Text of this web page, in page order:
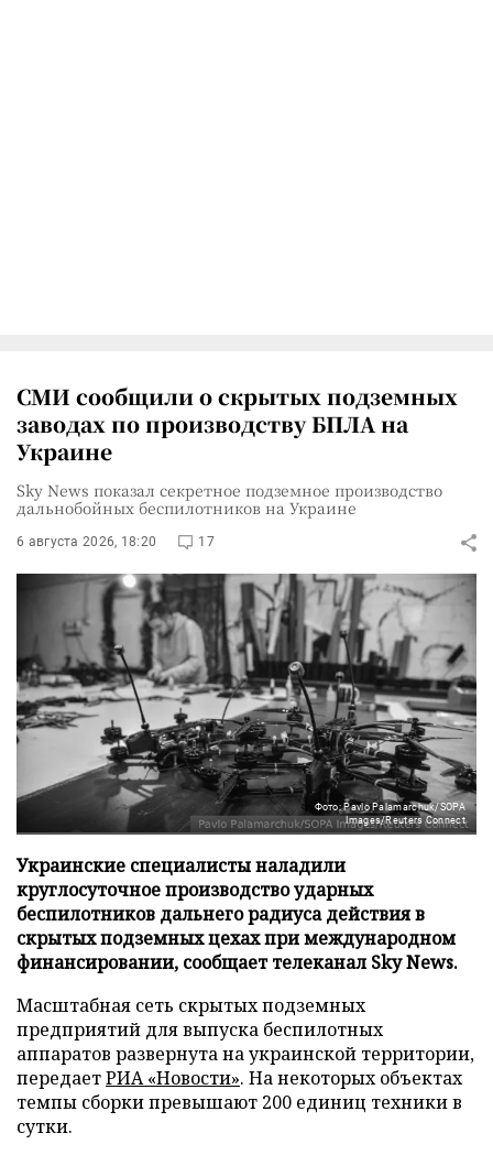
СМИ сообщили о скрытых подземных
заводах по производству БПЛА на
Украине
Sky News показал секретное подземное производство
дальнобойных беспилотников на Украине
6 августа 2026, 18:20 17
Фото: Pavlo Palamarchuk/SOPA
Images/Reuters Connect
Украинские специалисты наладили
круглосуточное производство ударных
беспилотников дальнего радиуса действия в
скрытых подземных цехах при международном
финансировании, сообщает телеканал Sky News.
Масштабная сеть скрытых подземных
предприятий для выпуска беспилотных
аппаратов развернута на украинской территории,
передаетРИА «Новости». На некоторых объектах
темпы сборки превышают 200 единиц техники в
сутки.